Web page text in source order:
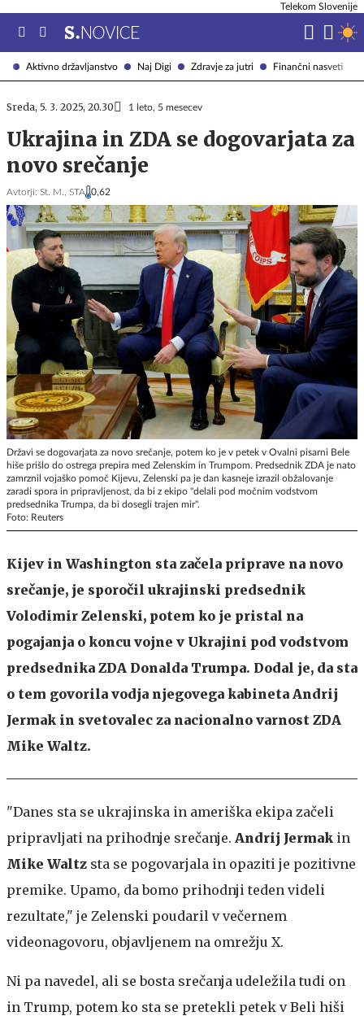
Aktivno državljanstvo Naj Digi Zdravje za jutri Finančni nasveti
Telekom Slovenije
Sreda, 5. 3. 2025, 20.30 1 leto, 5 mesecev
Ukrajina in ZDA se dogovarjata za
novo srečanje
Avtorji: St. M., STA 0,62
Državi se dogovarjata za novo srečanje, potem ko je v petek v Ovalni pisarni Bele
hiše prišlo do ostrega prepira med Zelenskim in Trumpom. Predsednik ZDA je nato
zamrznil vojaško pomoč Kijevu, Zelenski pa je dan kasneje izrazil obžalovanje
zaradi spora in pripravljenost, da bi z ekipo "delali pod močnim vodstvom
predsednika Trumpa, da bi dosegli trajen mir".
Foto: Reuters
Kijev in Washington sta začela priprave na novo
srečanje, je sporočil ukrajinski predsednik
Volodimir Zelenski, potem ko je pristal na
pogajanja o koncu vojne v Ukrajini pod vodstvom
predsednika ZDA Donalda Trumpa. Dodal je, da sta
o tem govorila vodja njegovega kabineta Andrij
Jermak in svetovalec za nacionalno varnost ZDA
Mike Waltz.
"Danes sta se ukrajinska in ameriška ekipa začeli
pripravljati na prihodnje srečanje. Andrij Jermak in
Mike Waltz sta se pogovarjala in opaziti je pozitivne
premike. Upamo, da bomo prihodnji teden videli
rezultate," je Zelenski poudaril v večernem
videonagovoru, objavljenem na omrežju X.
Ni pa navedel, ali se bosta srečanja udeležila tudi on
in Trump, potem ko sta se pretekli petek v Beli hiši